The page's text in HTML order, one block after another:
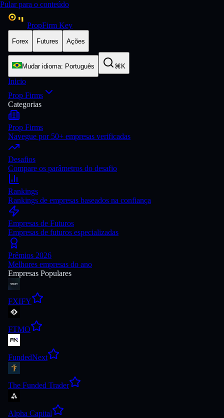
Pular para o conteúdo
PropFirm Key
Forex Futures Ações
Mudar idioma: Português ⌘K
Inicio
Prop Firms
Categorias
Prop Firms
Navegue por 50+ empresas verificadas
Desafios
Compare os parâmetros do desafio
Rankings
Rankings de empresas baseados na confiança
Empresas de Futuros
Empresas de futuros especializadas
Prêmios 2026
Melhores empresas do ano
Empresas Populares
FXIFY
FTMO
FundedNext
The Funded Trader
Alpha Capital